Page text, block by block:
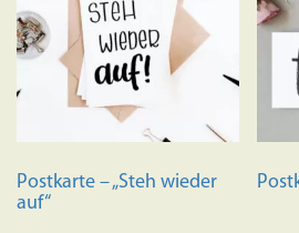
Postkarte – „Steh wieder
auf“